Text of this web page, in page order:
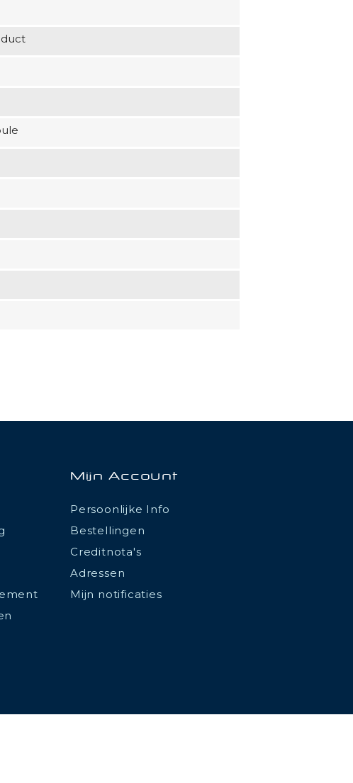
Mijn Account
Persoonlijke Info
Bestellingen
Creditnota's
Adressen
Mijn notificaties
Personnalisez vos préférences pour contrôler la manière